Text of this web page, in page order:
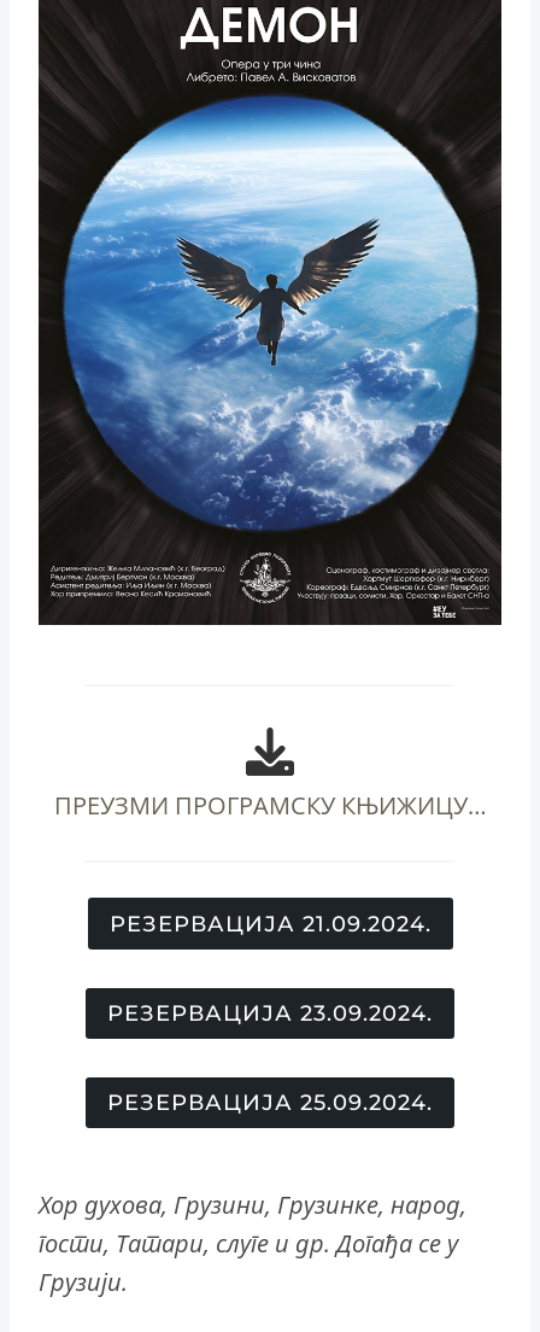
ПРЕУЗМИ ПРОГРАМСКУ КЊИЖИЦУ…
РЕЗЕРВАЦИЈА 21.09.2024.
РЕЗЕРВАЦИЈА 23.09.2024.
РЕЗЕРВАЦИЈА 25.09.2024.
Хор духова, Грузини, Грузинке, народ,
гости, Татари, слуге и др. Догађа се у
Грузији.